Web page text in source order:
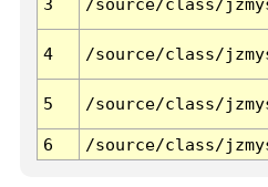
3 /source/class/
4 /source/class/
5 /source/class/
6 /source/class/